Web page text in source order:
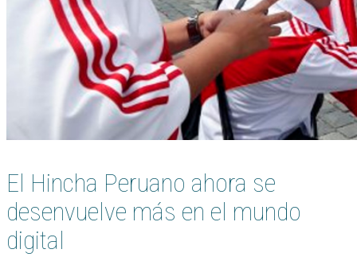
El Hincha Peruano ahora se
desenvuelve más en el mundo
digital